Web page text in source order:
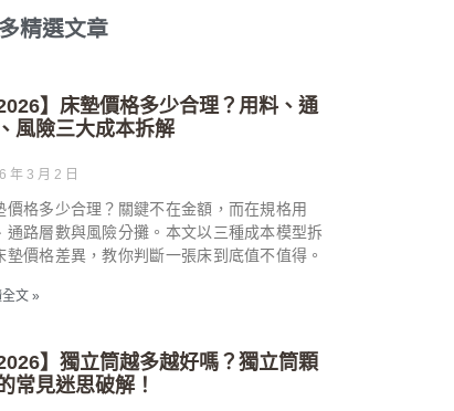
精選文章
2026】床墊價格多少合理？用料、通
風險三大成本拆解
年 3 月 2 日
價格多少合理？關鍵不在金額，而在規格用
通路層數與風險分攤。本文以三種成本模型拆
墊價格差異，教你判斷一張床到底值不值得。
全文 »
2026】獨立筒越多越好嗎？獨立筒顆
常見迷思破解！